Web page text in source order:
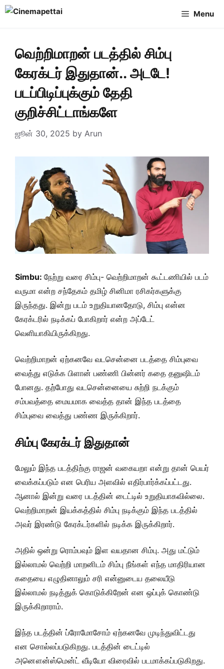
Skip
Menu
வெற்றிமாறன் படத்தில் சிம்பு
கேரக்டர் இதுதான்.. அடடே!
படப்பிடிப்புக்கும் தேதி
குறிச்சிட்டாங்களே
ஜூன் 30, 2025 by Arun
Simbu: நேற்று வரை சிம்பு- வெற்றிமாறன் கூட்டணியில் படம்
வருமா என்ற சந்தேகம் தமிழ் சினிமா ரசிகர்களுக்கு
இருந்தது. இன்று படம் உறுதியானதோடு, சிம்பு என்ன
கேரக்டரில் நடிக்கப் போகிறார் என்ற அப்டேட்
வெளியாகியிருக்கிறது.
வெற்றிமாறன் ஏற்கனவே வடசென்னை படத்தை சிம்புவை
வைத்து எடுக்க பிளான் பண்ணி பின்னர் கதை தனுஷிடம்
போனது. தற்போது வடசென்னையை சுற்றி நடக்கும்
சம்பவத்தை மையமாக வைத்த தான் இந்த படத்தை
சிம்புவை வைத்து பண்ண இருக்கிறார்.
சிம்பு கேரக்டர் இதுதான்
மேலும் இந்த படத்திற்கு ராஜன் வகையறா என்று தான் பெயர்
வைக்கப்படும் என பெரிய அளவில் எதிர்பார்க்கப்பட்டது.
ஆனால் இன்று வரை படத்தின் டைட்டில் உறுதியாகவில்லை.
வெற்றிமாறன் இயக்கத்தில் சிம்பு நடிக்கும் இந்த படத்தில்
அவர் இரண்டு கேரக்டர்களில் நடிக்க இருக்கிறார்.
அதில் ஒன்று ரொம்பவும் இள வயதான சிம்பு. அது மட்டும்
இல்லாமல் வெற்றி மாறனிடம் சிம்பு நீங்கள் எந்த மாதிரியான
கதையை எழுதினாலும் சரி என்னுடைய தலையீடு
இல்லாமல் நடித்துக் கொடுக்கிறேன் என ஒப்புக் கொண்டு
இருக்கிறாராம்.
இந்த படத்தின் ப்ரோமோசோம் ஏற்கனவே முடிந்துவிட்டது
என சொல்லப்படுகிறது. படத்தின் டைட்டில்
அனௌன்ஸ்மென்ட் வீடியோ விரைவில் படமாக்கப்படுகிறது.